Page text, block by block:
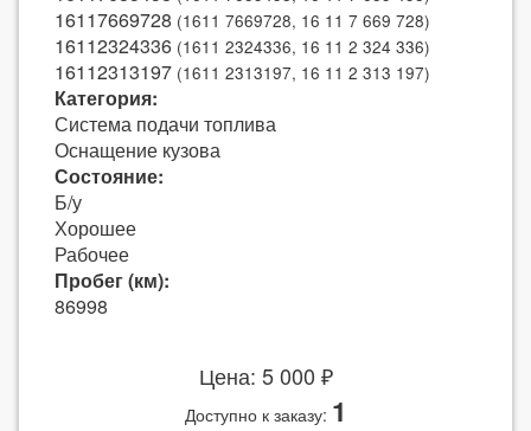
16117669728 (1611 7669728, 16 11 7 669 728)
16112324336 (1611 2324336, 16 11 2 324 336)
16112313197 (1611 2313197, 16 11 2 313 197)
Категория:
Система подачи топлива
Оснащение кузова
Состояние:
Б/у
Хорошее
Рабочее
Пробег (км):
86998
Цена: 5 000 ₽
Доступно к заказу: 1